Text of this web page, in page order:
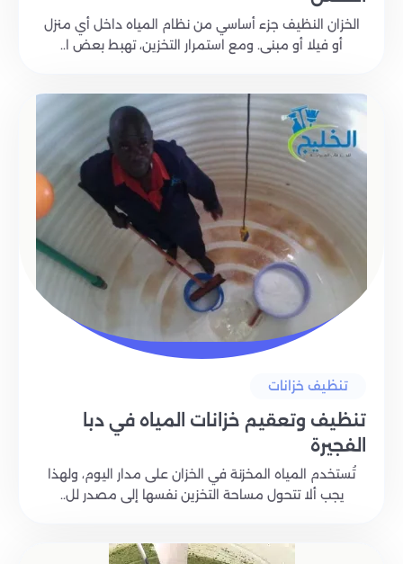
الخزان النظيف جزء أساسي من نظام المياه داخل أي منزل
أو فيلا أو مبنى. ومع استمرار التخزين، تهبط بعض ا..
تنظيف خزانات
تنظيف وتعقيم خزانات المياه في دبا
الفجيرة
تُستخدم المياه المخزنة في الخزان على مدار اليوم، ولهذا
يجب ألا تتحول مساحة التخزين نفسها إلى مصدر لل..